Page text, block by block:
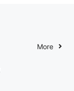
More